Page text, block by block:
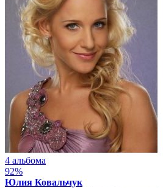
4 альбома
92%
Юлия Ковальчук